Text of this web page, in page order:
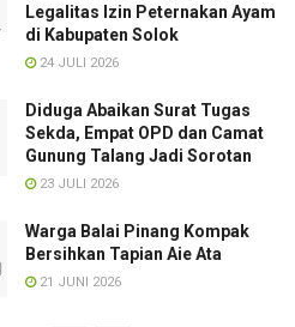
Legalitas Izin Peternakan Ayam
di Kabupaten Solok
24 JULI 2026
Diduga Abaikan Surat Tugas
Sekda, Empat OPD dan Camat
Gunung Talang Jadi Sorotan
23 JULI 2026
Warga Balai Pinang Kompak
Bersihkan Tapian Aie Ata
21 JUNI 2026